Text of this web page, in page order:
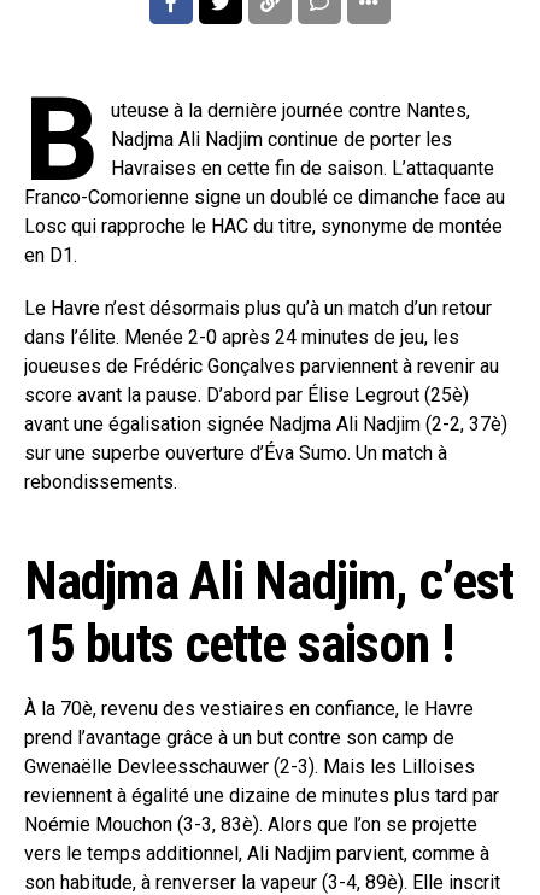
B
uteuse à la dernière journée contre Nantes,
Nadjma Ali Nadjim continue de porter les
Havraises en cette fin de saison. L’attaquante
Franco-Comorienne signe un doublé ce dimanche face au
Losc qui rapproche le HAC du titre, synonyme de montée
en D1.
Le Havre n’est désormais plus qu’à un match d’un retour
dans l’élite. Menée 2-0 après 24 minutes de jeu, les
joueuses de Frédéric Gonçalves parviennent à revenir au
score avant la pause. D’abord par Élise Legrout (25è)
avant une égalisation signée Nadjma Ali Nadjim (2-2, 37è)
sur une superbe ouverture d’Éva Sumo. Un match à
rebondissements.
Nadjma Ali Nadjim, c’est
15 buts cette saison !
À la 70è, revenu des vestiaires en confiance, le Havre
prend l’avantage grâce à un but contre son camp de
Gwenaëlle Devleesschauwer (2-3). Mais les Lilloises
reviennent à égalité une dizaine de minutes plus tard par
Noémie Mouchon (3-3, 83è). Alors que l’on se projette
vers le temps additionnel, Ali Nadjim parvient, comme à
son habitude, à renverser la vapeur (3-4, 89è). Elle inscrit